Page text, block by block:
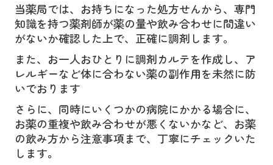
当薬局では、お持ちになった処方せんから、専門
知識を持つ薬剤師が薬の量や飲み合わせに間違い
がないか確認した上で、正確に調剤します。
また、お一人おひとりに調剤カルテを作成し、ア
レルギーなど体に合わない薬の副作用を未然に防
いでおります
さらに、同時にいくつかの病院にかかる場合に、
お薬の重複や飲み合わせが悪くないかなど、お薬
の飲み方から注意事項まで、丁寧にチェックいた
します。